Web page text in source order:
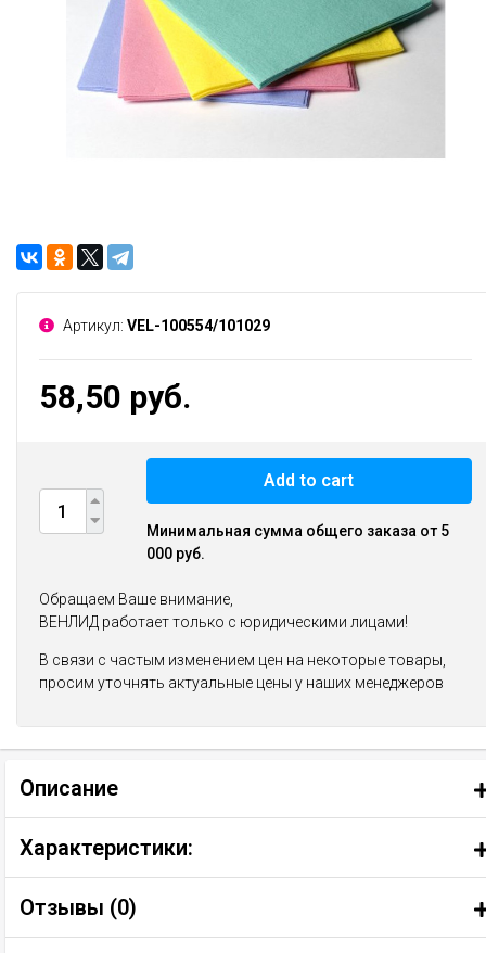
Артикул: VEL-100554/101029
58,50 руб.
Add to cart
Минимальная сумма общего заказа от 5
000 руб.
Обращаем Ваше внимание,
ВЕНЛИД работает только с юридическими лицами!
В связи с частым изменением цен на некоторые товары,
просим уточнять актуальные цены у наших менеджеров
Описание
Характеристики:
Отзывы (0)